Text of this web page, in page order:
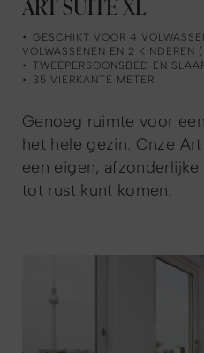
ART SUITE XL
GESCHIKT VOOR 4
VOLWASSENEN EN 2 KINDEREN
TWEEPERSOONSBED EN
35 VIERKANTE METER
Genoeg ruimte voor
het hele gezin. Onze
een eigen,
tot rust kunt komen.